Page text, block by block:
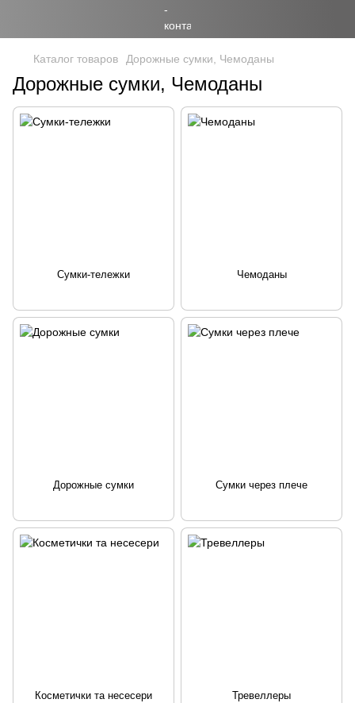
Каталог товаров Дорожные сумки, Чемоданы
Дорожные сумки, Чемоданы
Сумки-тележки Чемоданы
Дорожные сумки Сумки через плече
Косметички та несесери Тревеллеры